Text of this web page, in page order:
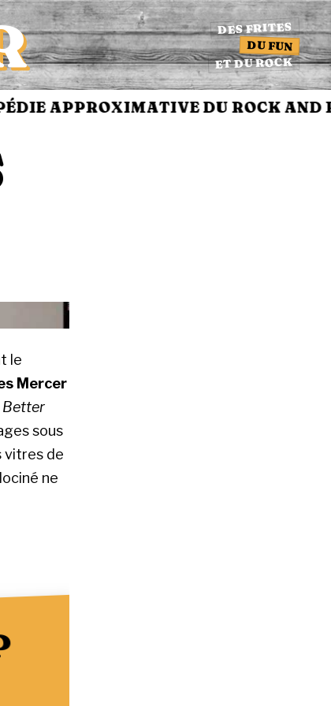
DES FRITES
DU FUN
ET DU ROCK
APPROXIMATIVE DU ROCK AND
le
Mercer
Better
sous
vitres de
ne